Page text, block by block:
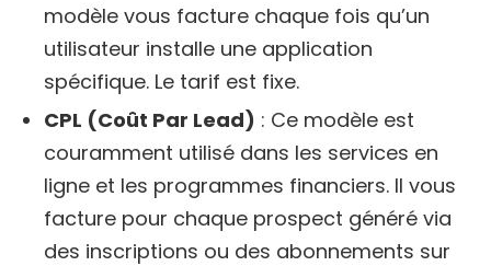
modèle vous facture chaque fois qu’un
utilisateur installe une application
spécifique. Le tarif est fixe.
CPL (Coût Par Lead) : Ce modèle est
couramment utilisé dans les services en
ligne et les programmes financiers. Il vous
facture pour chaque prospect généré via
des inscriptions ou des abonnements sur